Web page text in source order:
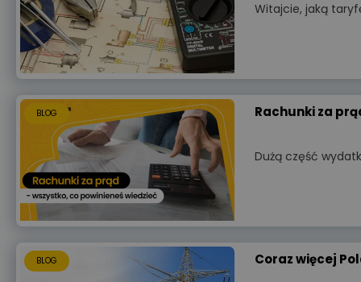
Witajcie, jaką
BLOG Rachunki za
Dużą część
BLOG Coraz więcej